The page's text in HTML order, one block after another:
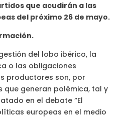
que acudirán a las
del próximo 26 de mayo.
del lobo ibérico, la
o las obligaciones
productores son, por
que generan polémica, tal y
en el debate “El
europeas en el medio